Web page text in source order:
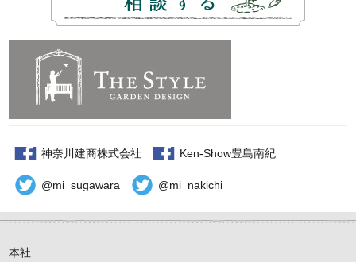
神奈川建商株式会社 Ken-Show豊島南紀
@mi_sugawara @mi_nakichi
本社